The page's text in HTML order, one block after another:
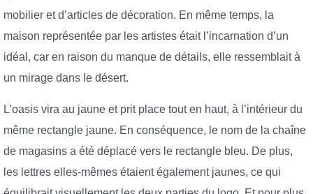
mobilier et d’articles de décoration. En même temps, la
maison représentée par les artistes était l’incarnation d’un
idéal, car en raison du manque de détails, elle ressemblait à
un mirage dans le désert.
L’oasis vira au jaune et prit place tout en haut, à l’intérieur du
même rectangle jaune. En conséquence, le nom de la chaîne
de magasins a été déplacé vers le rectangle bleu. De plus,
les lettres elles-mêmes étaient également jaunes, ce qui